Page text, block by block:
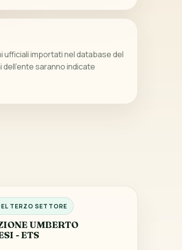
ufficiali importati nel database del
saranno indicate
TERZO SETTORE
UMBERTO
- ETS